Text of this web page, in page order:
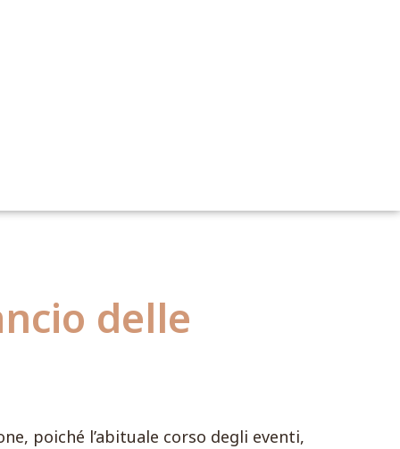
delle
poiché l’abituale corso degli eventi,